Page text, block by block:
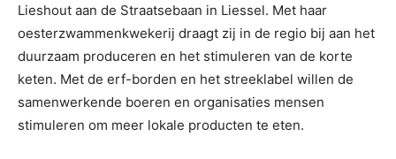
Lieshout aan de Straatsebaan in Liessel. Met haar
oesterzwammenkwekerij draagt zij in de regio bij aan het
duurzaam produceren en het stimuleren van de korte
keten. Met de erf-borden en het streeklabel willen de
samenwerkende boeren en organisaties mensen
stimuleren om meer lokale producten te eten.